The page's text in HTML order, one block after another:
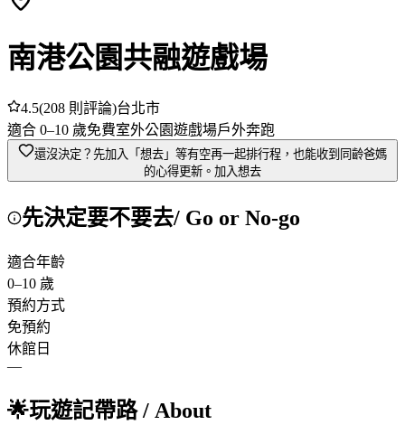
南港公園共融遊戲場
4.5(208 則評論)台北市
適合 0–10 歲免費室外公園遊戲場戶外奔跑
還沒決定？先加入「想去」 等有空再一起排行程，也能收到同齡爸媽
的心得更新。 加入想去
先決定要不要去/ Go or No-go
適合年齡
0–10 歲
預約方式
免預約
休館日
—
🌟玩遊記帶路/ About